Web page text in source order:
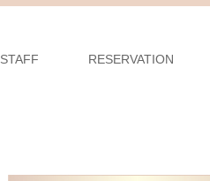
STAFF RESERVATION